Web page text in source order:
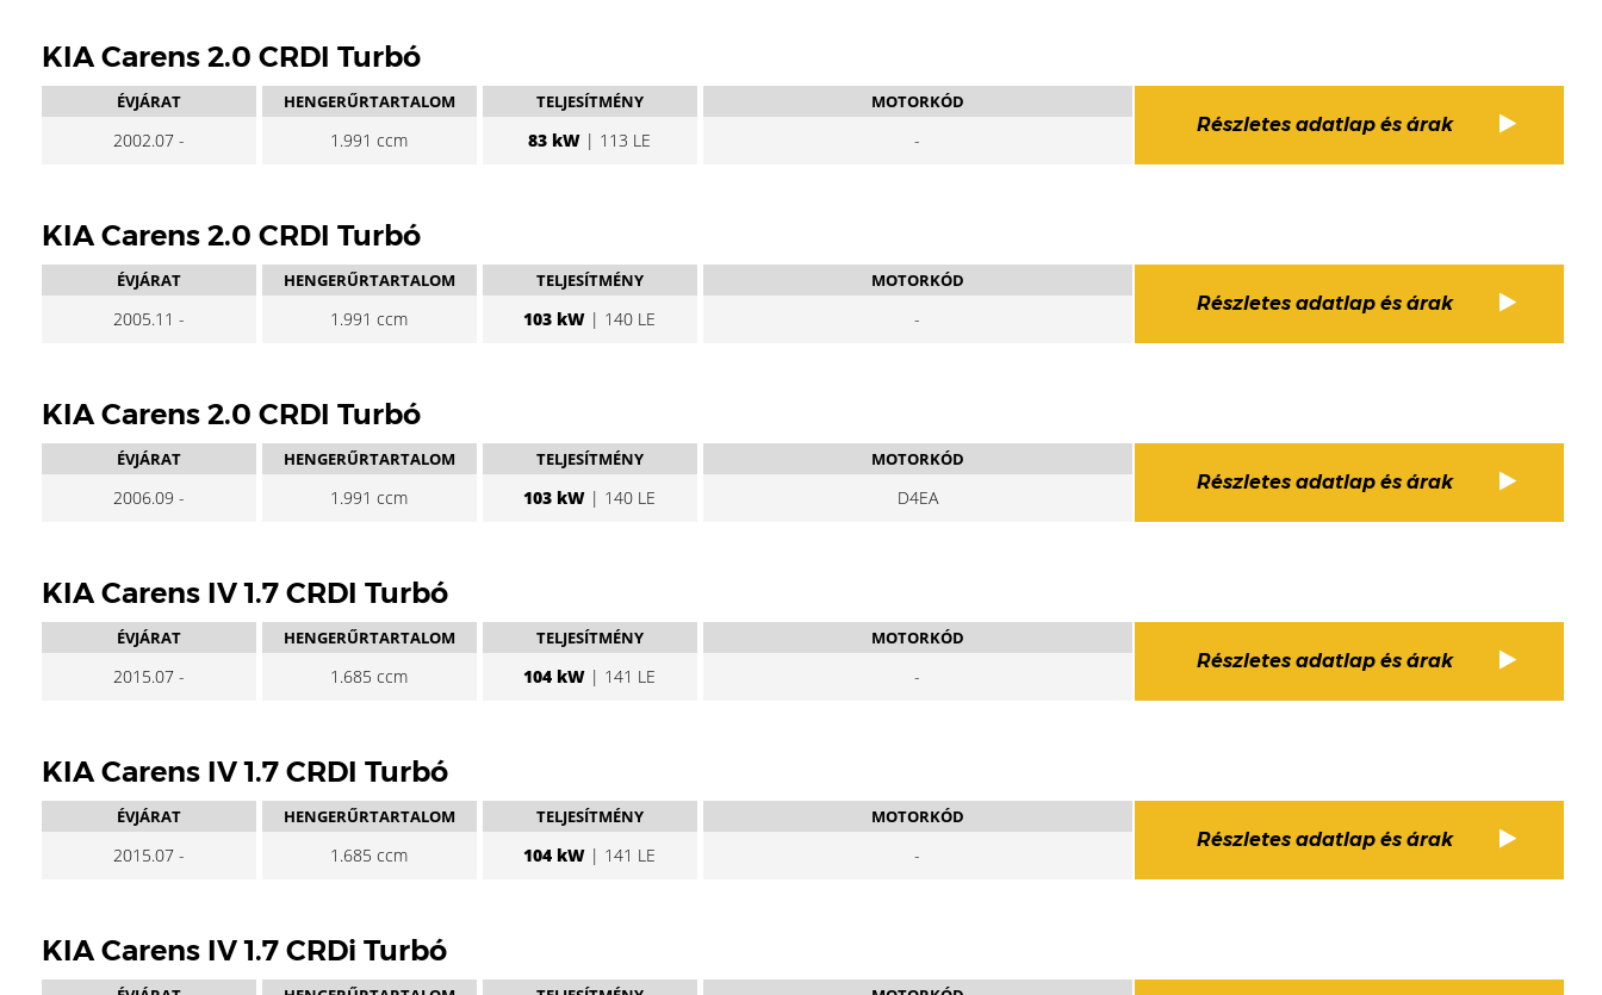
KIA Carens 2.0 CRDI Turbó
ÉVJÁRAT
2002.07 -
HENGERŰRTARTALOM
1.991 ccm
TELJESÍTMÉNY
83 kW | 113 LE
MOTORKÓD
-
Részletes adatlap és árak
KIA Carens 2.0 CRDI Turbó
ÉVJÁRAT
2005.11 -
HENGERŰRTARTALOM
1.991 ccm
TELJESÍTMÉNY
103 kW | 140 LE
MOTORKÓD
-
Részletes adatlap és árak
KIA Carens 2.0 CRDI Turbó
ÉVJÁRAT
2006.09 -
HENGERŰRTARTALOM
1.991 ccm
TELJESÍTMÉNY
103 kW | 140 LE
MOTORKÓD
D4EA
Részletes adatlap és árak
KIA Carens IV 1.7 CRDI Turbó
ÉVJÁRAT
2015.07 -
HENGERŰRTARTALOM
1.685 ccm
TELJESÍTMÉNY
104 kW | 141 LE
MOTORKÓD
-
Részletes adatlap és árak
KIA Carens IV 1.7 CRDI Turbó
ÉVJÁRAT
2015.07 -
HENGERŰRTARTALOM
1.685 ccm
TELJESÍTMÉNY
104 kW | 141 LE
MOTORKÓD
-
Részletes adatlap és árak
KIA Carens IV 1.7 CRDi Turbó